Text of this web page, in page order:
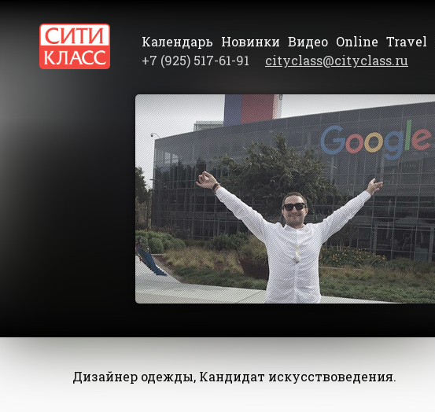
Календарь Новинки Видео Online Travel
+7 (925) 517-61-91
cityclass@cityclass.ru
Дизайнер одежды, Кандидат искусствоведения.